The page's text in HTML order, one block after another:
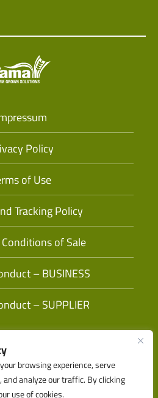
browsing experience, serve
analyze our traffic. By clicking
use of cookies.
Policy
of Use
Tracking Policy
of Sale
– BUSINESS
– SUPPLIER